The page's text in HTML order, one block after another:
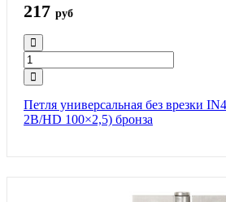
217 руб
Петля универсальная без врезки
2B/HD 100×2,5) бронза